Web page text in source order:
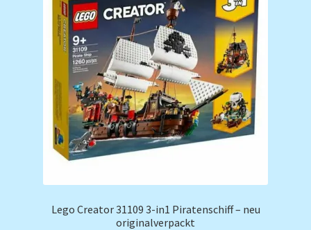
Lego Creator 31109 3-in1 Piratenschiff – neu
originalverpackt